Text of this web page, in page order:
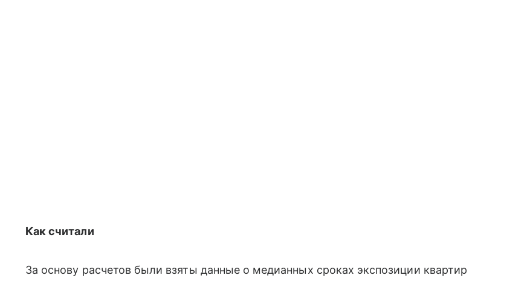
Как считали
За основу расчетов были взяты данные о медианных сроках экспозиции квартир